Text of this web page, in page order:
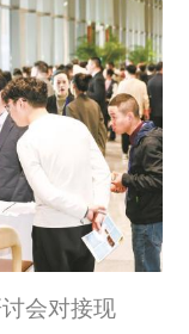
会对接现